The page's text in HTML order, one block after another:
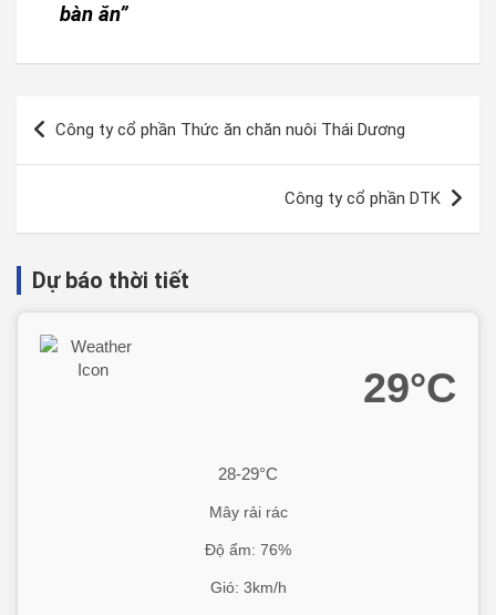
bàn ăn”
Công ty cổ phần Thức ăn chăn nuôi Thái Dương
Công ty cổ phần DTK
Dự báo thời tiết
29°C
28-29°C
Mây rải rác
Độ ẩm: 76%
Gió: 3km/h